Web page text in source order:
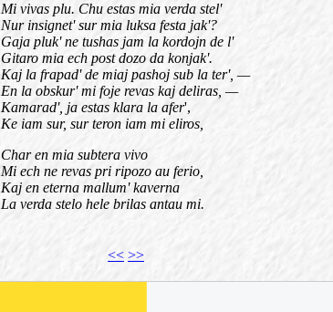
Mi vivas plu. Chu estas mia verda stel'
Nur insignet' sur mia luksa festa jak'?
Gaja pluk' ne tushas jam la kordojn de l'
Gitaro mia ech post dozo da konjak'.
Kaj la frapad' de miaj pashoj sub la ter', —
En la obskur' mi foje revas kaj deliras, —
Kamarad', ja estas klara la afer',
Ke iam sur, sur teron iam mi eliros,
Char en mia subtera vivo
Mi ech ne revas pri ripozo au ferio,
Kaj en eterna mallum' kaverna
La verda stelo hele brilas antau mi.
<< >>